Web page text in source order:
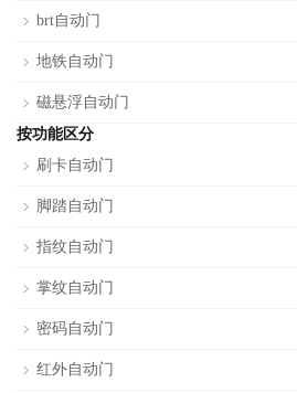
brt自动门
地铁自动门
磁悬浮自动门
按功能区分
刷卡自动门
脚踏自动门
指纹自动门
掌纹自动门
密码自动门
红外自动门